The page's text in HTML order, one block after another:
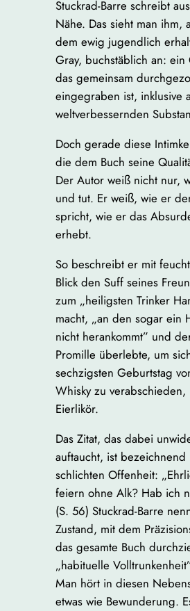
Stuckrad-Barre schreibt
Nähe. Das sieht man ihm,
dem ewig jugendlich
Gray, buchstäblich an: ein
das gemeinsam
eingegraben ist, inklusive
weltverbessernden
Doch gerade diese
die dem Buch seine
Der Autor weiß nicht nur,
und tut. Er weiß, wie er
spricht, wie er das
erhebt.
So beschreibt er mit
Blick den Suff seines
zum „heiligsten Trinker
macht, „an den sogar ein
nicht herankommt” und
Promille überlebte, um
sechzigsten Geburtstag
Whisky zu
Eierlikör.
Das Zitat, das dabei
auftaucht, ist
schlichten Offenheit:
feiern ohne Alk? Hab ich
(S. 56) Stuckrad-Barre
Zustand, mit dem
das gesamte Buch
„habituelle
Man hört in diesen
etwas wie Bewunderung.